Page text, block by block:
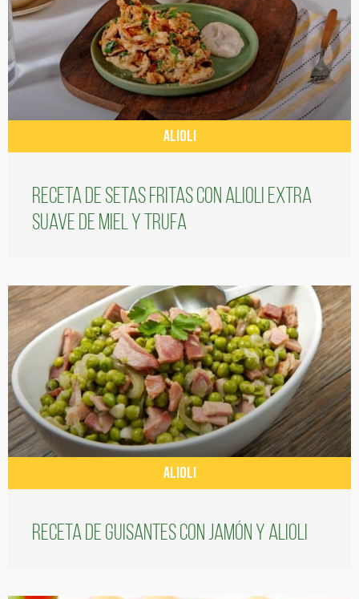
ALIOLI
Receta de setas fritas con alioli extra
suave de miel y trufa
ALIOLI
Receta de guisantes con jamón y alioli